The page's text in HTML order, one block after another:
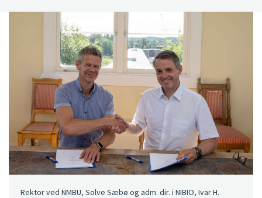
Rektor ved NMBU, Solve Sæbø og adm. dir. i NIBIO, Ivar H.